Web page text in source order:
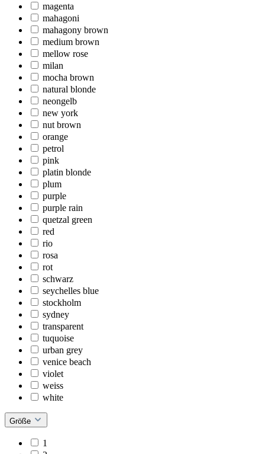
magenta
mahagoni
mahagony brown
medium brown
mellow rose
milan
mocha brown
natural blonde
neongelb
new york
nut brown
orange
petrol
pink
platin blonde
plum
purple
purple rain
quetzal green
red
rio
rosa
rot
schwarz
seychelles blue
stockholm
sydney
transparent
tuquoise
urban grey
venice beach
violet
weiss
white
Größe
1